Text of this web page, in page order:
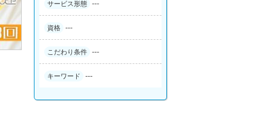
サービス形態 ---
資格 ---
こだわり条件 ---
キーワード ---